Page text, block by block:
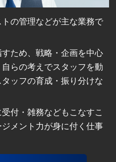
の管理などが主な業務で
ため、戦略・企画を中心
らの考えでスタッフを動
ッフの育成・振り分けな
付・雑務などもこなすこ
メント力が身に付く仕事